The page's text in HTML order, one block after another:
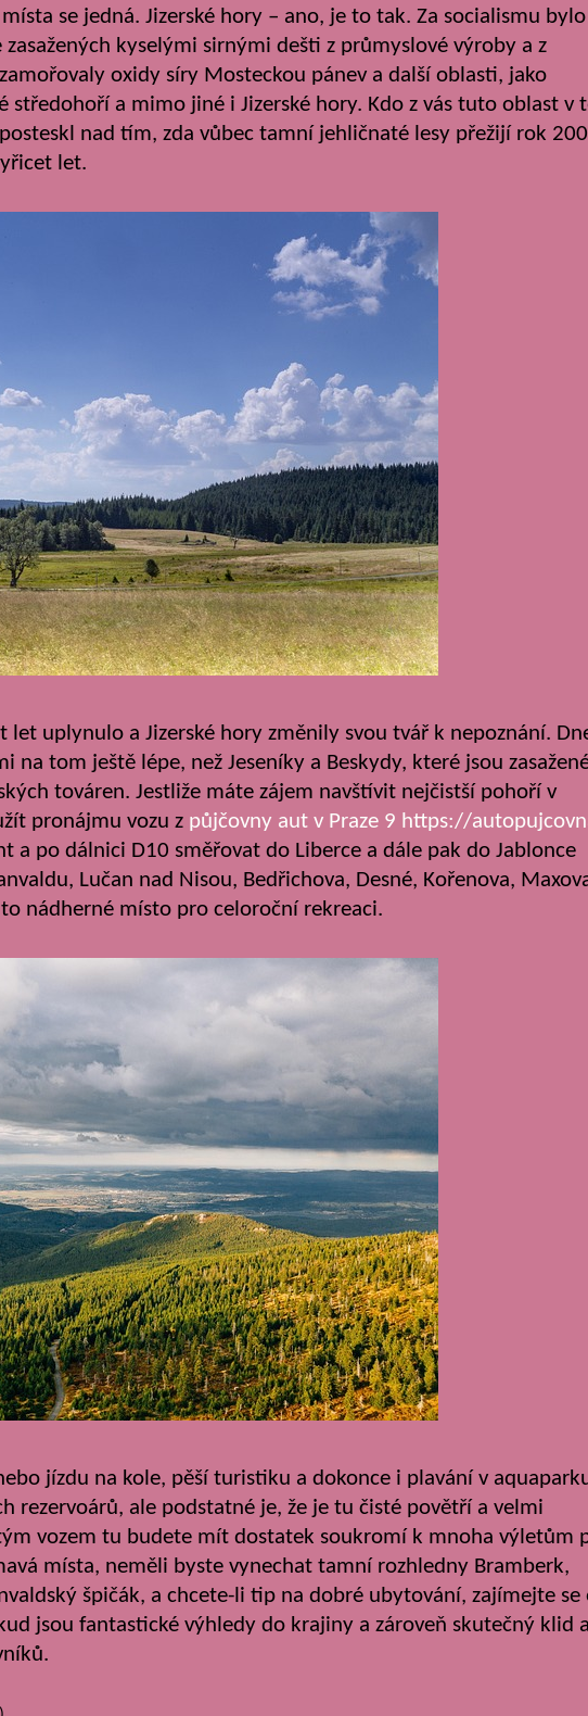
se jedná. Jizerské hory – ano, je to tak. Za socialismu bylo
kyselými sirnými dešti z průmyslové výroby a z
oxidy síry Mosteckou pánev a další oblasti, jako
středohoří a mimo jiné i Jizerské hory. Kdo z vás tuto oblast v
nad tím, zda vůbec tamní jehličnaté lesy přežijí rok
let.
uplynulo a Jizerské hory změnily svou tvář k nepoznání.
na tom ještě lépe, než Jeseníky a Beskydy, které jsou
továren. Jestliže máte zájem navštívit nejčistší pohoří v
pronájmu vozu z půjčovny aut v Praze 9 https://
a po dálnici D10 směřovat do Liberce a dále pak do Jablonce
Lučan nad Nisou, Bedřichova, Desné, Kořenova,
nádherné místo pro celoroční rekreaci.
jízdu na kole, pěší turistiku a dokonce i plavání v
rezervoárů, ale podstatné je, že je tu čisté povětří a velmi
vozem tu budete mít dostatek soukromí k mnoha výletům
místa, neměli byste vynechat tamní rozhledny Bramberk,
špičák, a chcete-li tip na dobré ubytování, zajímejte se
jsou fantastické výhledy do krajiny a zároveň skutečný klid